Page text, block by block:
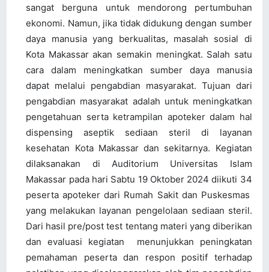
sangat berguna untuk mendorong pertumbuhan
ekonomi. Namun, jika tidak didukung dengan sumber
daya manusia yang berkualitas, masalah sosial di
Kota Makassar akan semakin meningkat. Salah satu
cara dalam meningkatkan sumber daya manusia
dapat melalui pengabdian masyarakat. Tujuan dari
pengabdian masyarakat adalah untuk meningkatkan
pengetahuan serta ketrampilan apoteker dalam hal
dispensing aseptik sediaan steril di layanan
kesehatan Kota Makassar dan sekitarnya. Kegiatan
dilaksanakan di Auditorium Universitas Islam
Makassar pada hari Sabtu 19 Oktober 2024 diikuti 34
peserta apoteker dari Rumah Sakit dan Puskesmas
yang melakukan layanan pengelolaan sediaan steril.
Dari hasil pre/post test tentang materi yang diberikan
dan evaluasi kegiatan menunjukkan peningkatan
pemahaman peserta dan respon positif terhadap